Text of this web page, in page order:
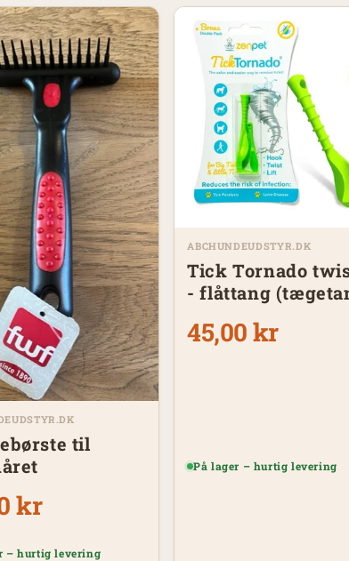
til
kr
– hurtig levering
ABCHUNDEUDSTYR.DK
Tick Tornado
- flåttang
45,00 kr
På lager – hurtig levering